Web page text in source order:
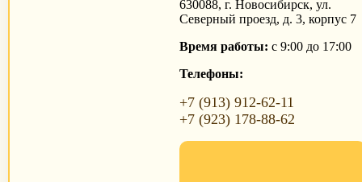
630088, г. Новосибирск, ул.
Северный проезд, д. 3, корпус 7
Время работы: с 9:00 до 17:00
Телефоны:
+7 (913) 912-62-11
+7 (923) 178-88-62